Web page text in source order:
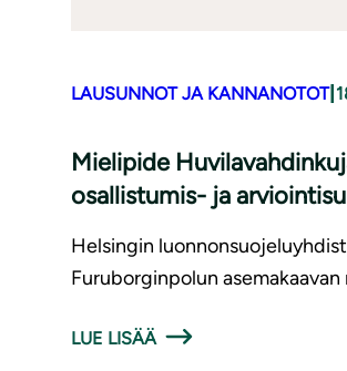
LAUSUNNOT JA KANNANOTOT|
Mielipide
osallistumis- ja
Helsingin
Furuborginpolun
LUE LISÄÄ